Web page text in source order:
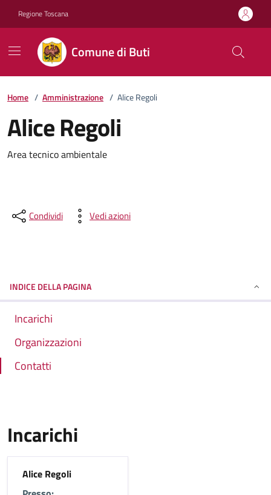
Regione Toscana
Comune di Buti
Home / Amministrazione / Alice Regoli
Alice Regoli
Descrizione breve
Area tecnico ambientale
Condividi Vedi azioni
INDICE DELLA PAGINA
Incarichi
Organizzazioni
Contatti
Incarichi
Alice Regoli